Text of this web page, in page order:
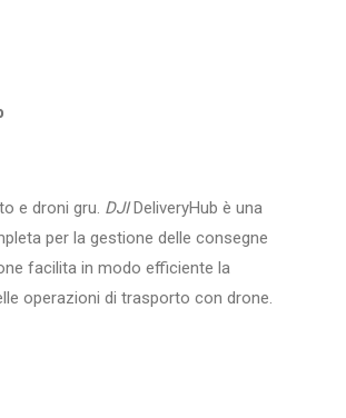
e droni gru. DJIDeliveryHub è una
per la gestione delle consegne
facilita in modo efficiente la
operazioni di trasporto con drone.